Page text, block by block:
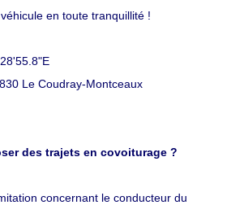
en toute tranquillité !
Le Coudray-Montceaux
des trajets en covoiturage ?
concernant le conducteur du